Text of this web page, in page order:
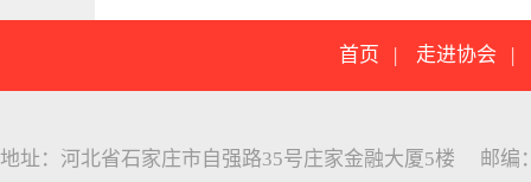
首页 | 走进协会
地址：河北省石家庄市自强路35号庄家金融大厦5楼 邮编